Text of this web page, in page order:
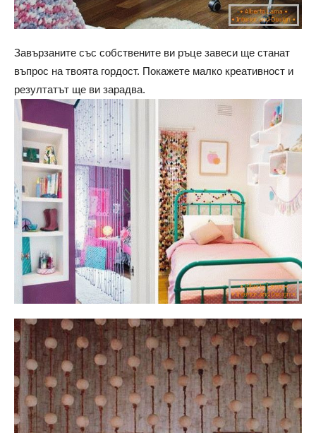
Завързаните със собствените ви ръце завеси ще станат
въпрос на твоята гордост. Покажете малко креативност и
резултатът ще ви зарадва.